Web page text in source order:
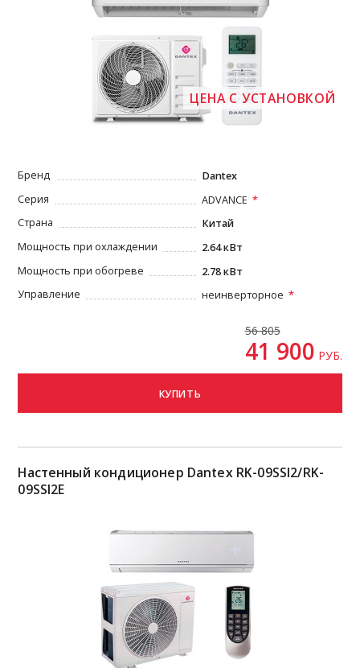
ЦЕНА С УСТАНОВКОЙ
Бренд
Dantex
Серия
ADVANCE
Страна
Китай
Мощность при охлаждении
2.64 кВт
Мощность при обогреве
2.78 кВт
Управление
неинверторное
56 805
41 900 РУБ.
КУПИТЬ
Настенный кондиционер Dantex RK-09SSI2/RK-
09SSI2E